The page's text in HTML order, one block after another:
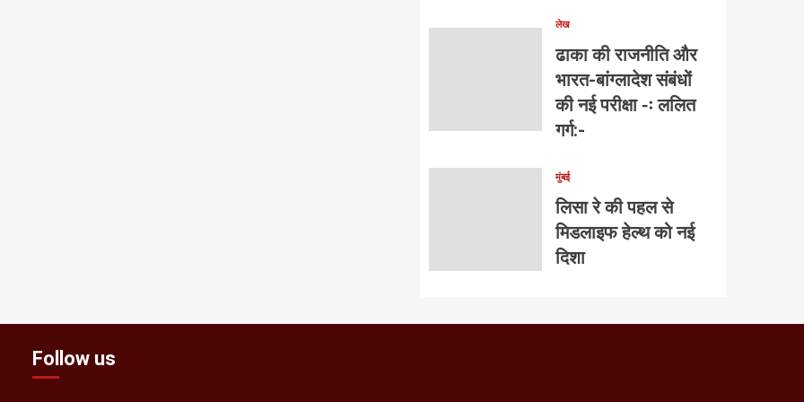
लेख
ढाका की राजनीति और
भारत-बांग्लादेश संबंधों
की नई परीक्षा -ः ललित
गर्ग:-
मुंबई
लिसा रे की पहल से
मिडलाइफ हेल्थ को नई
दिशा
Follow us